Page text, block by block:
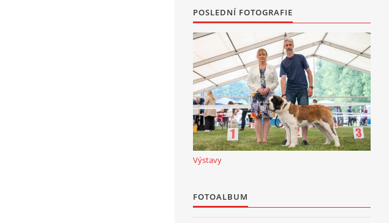
POSLEDNÍ FOTOGRAFIE
Výstavy
FOTOALBUM